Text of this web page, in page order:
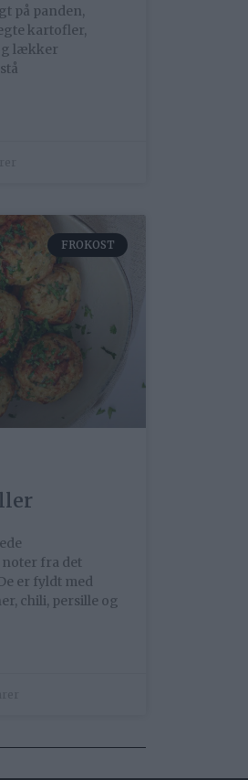
på panden,
kartofler,
lækker
FROKOST
fra det
er fyldt med
chili, persille og